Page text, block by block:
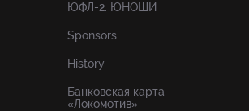
ЮФЛ-2. ЮНОШИ
Sponsors
History
Банковская карта
«Локомотив»